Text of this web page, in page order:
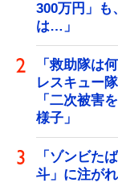
300万円」も
は…」
「救助隊は
レスキュー
「二次被害
様子」
「ゾンビた
斗」に注が